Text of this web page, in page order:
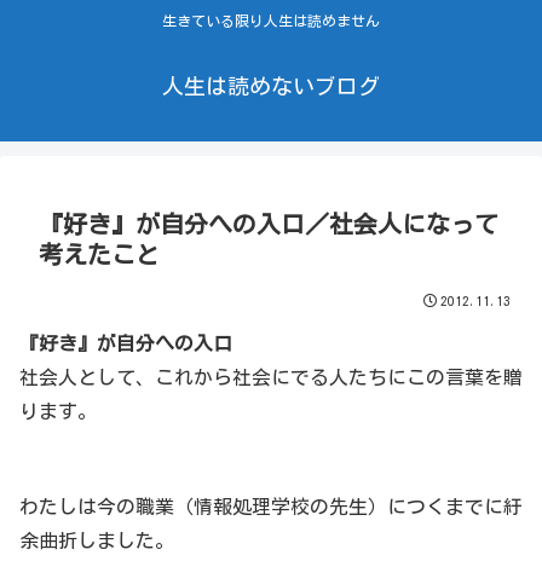
生きている限り人生は読めません
人生は読めないブログ
『好き』が自分への入口／社会人になって
考えたこと
2012.11.13
『好き』が自分への入口
社会人として、これから社会にでる人たちにこの言葉を贈
ります。
わたしは今の職業（情報処理学校の先生）につくまでに紆
余曲折しました。